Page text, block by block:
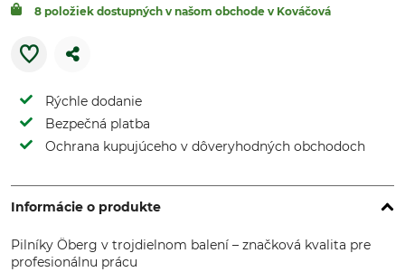
8 položiek dostupných v našom obchode v Kováčová
Rýchle dodanie
Bezpečná platba
Ochrana kupujúceho v dôveryhodných obchodoch
Informácie o produkte
Pilníky Öberg v trojdielnom balení – značková kvalita pre
profesionálnu prácu